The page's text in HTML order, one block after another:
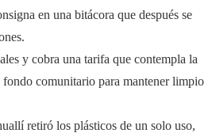
en una bitácora que después se
y cobra una tarifa que contempla la
fondo comunitario para mantener limpio
retiró los plásticos de un solo uso,